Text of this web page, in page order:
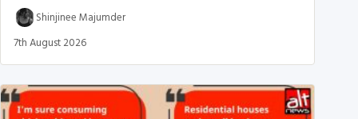
Shinjinee Majumder
7th August 2026